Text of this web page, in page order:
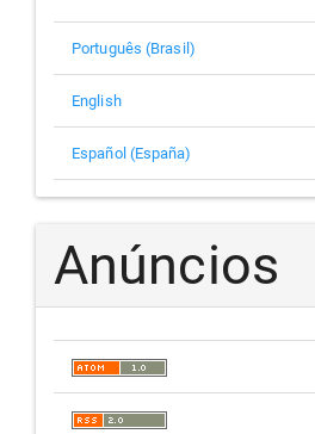
Português (Brasil)
English
Español (España)
Anúncios